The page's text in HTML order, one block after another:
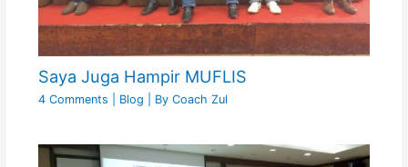
Saya Juga Hampir MUFLIS
4 Comments Blog | By Coach Zul